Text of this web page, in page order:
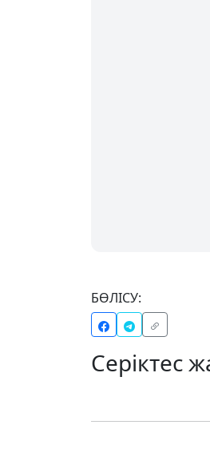
БӨЛІСУ:
Серіктес